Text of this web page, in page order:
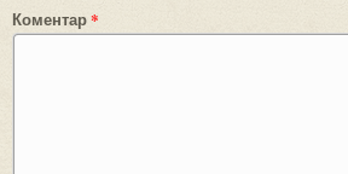
Коментар*